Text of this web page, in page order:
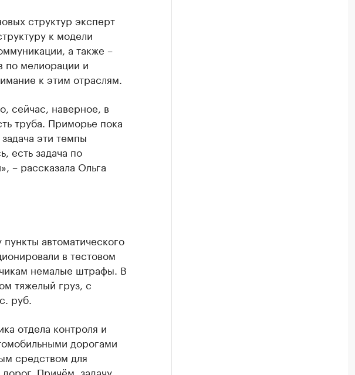
структур эксперт
к модели
а также –
по мелиорации и
к этим отраслям.
сейчас, наверное, в
труба. Приморье пока
эти темпы
есть задача по
– рассказала Ольга
автоматического
в тестовом
немалые штрафы. В
тяжелый груз, с
руб.
отдела контроля и
дорогами
средством для
Причём, задачу